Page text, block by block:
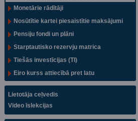
Monetārie rādītāji
Nosūtītie kartei piesaistītie maksājumi
Pensiju fondi un plāni
Starptautisko rezervju matrica
Tiešās investīcijas (TI)
Eiro kurss attiecībā pret latu
Lietotāja ceļvedis
Video īslekcijas